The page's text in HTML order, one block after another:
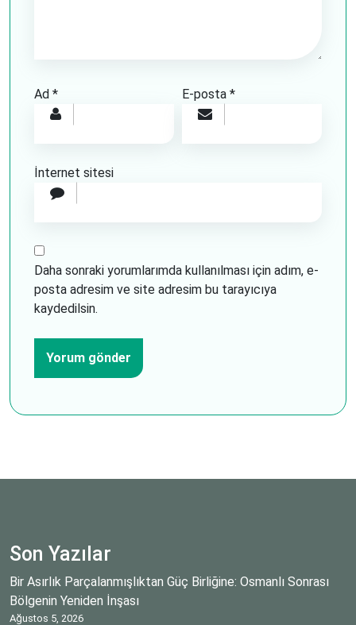
Ad * E-posta*
İnternet sitesi
Daha sonraki yorumlarımda kullanılması için adım, e-
posta adresim ve site adresim bu tarayıcıya
kaydedilsin.
Son Yazılar
Bir Asırlık Parçalanmışlıktan Güç Birliğine: Osmanlı Sonrası
Bölgenin Yeniden İnşası
Ağustos 5, 2026